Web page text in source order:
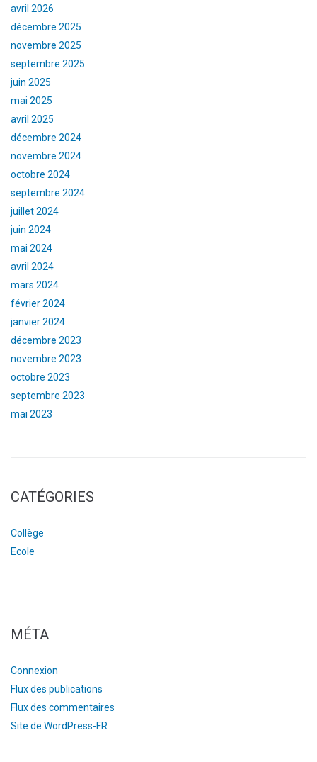
avril 2026
décembre 2025
novembre 2025
septembre 2025
juin 2025
mai 2025
avril 2025
décembre 2024
novembre 2024
octobre 2024
septembre 2024
juillet 2024
juin 2024
mai 2024
avril 2024
mars 2024
février 2024
janvier 2024
décembre 2023
novembre 2023
octobre 2023
septembre 2023
mai 2023
CATÉGORIES
Collège
Ecole
MÉTA
Connexion
Flux des publications
Flux des commentaires
Site de WordPress-FR